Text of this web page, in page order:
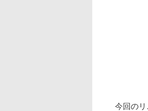
今回のリ